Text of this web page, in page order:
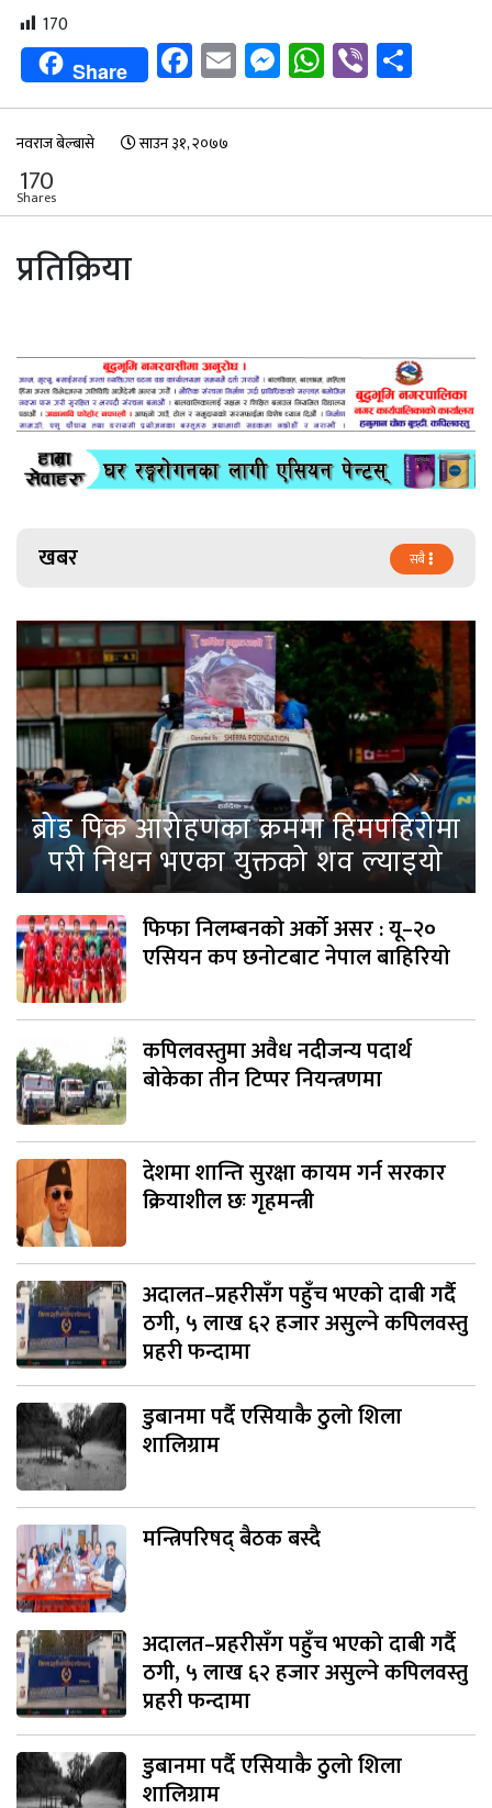
170
Share Facebook
EmailMessenger
WhatsApp
Viber
नवराज बेल्बासे साउन ३१, २०७७
170
Shares
प्रतिक्रिया
खबर सबै
ब्रोड पिक आरोहणका क्रममा हिमपहिरोमा
परी निधन भएका युक्तको शव ल्याइयो
फिफा निलम्बनको अर्को असर : यू–२०
एसियन कप छनोटबाट नेपाल बाहिरियो
कपिलवस्तुमा अवैध नदीजन्य पदार्थ
बोकेका तीन टिप्पर नियन्त्रणमा
देशमा शान्ति सुरक्षा कायम गर्न सरकार
क्रियाशील छः गृहमन्त्री
अदालत–प्रहरीसँग पहुँच भएको दाबी गर्दै
ठगी, ५ लाख ६२ हजार असुल्ने कपिलवस्तु
प्रहरी फन्दामा
डुबानमा पर्दै एसियाकै ठुलो शिला
शालिग्राम
मन्त्रिपरिषद् बैठक बस्दै
अदालत–प्रहरीसँग पहुँच भएको दाबी गर्दै
ठगी, ५ लाख ६२ हजार असुल्ने कपिलवस्तु
प्रहरी फन्दामा
डुबानमा पर्दै एसियाकै ठुलो शिला
शालिग्राम